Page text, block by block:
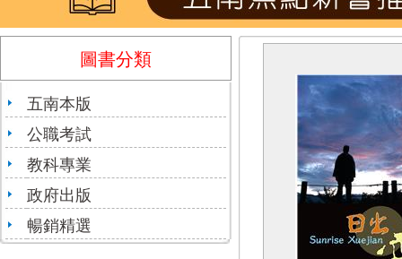
圖書分類
五南本版
公職考試
教科專業
政府出版
暢銷精選